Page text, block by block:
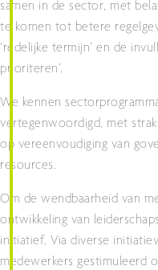
samen in de sector, met
te komen tot betere
‘redelijke termijn’ en de
prioriteren’.
We kennen
vertegenwoordigd, met
op vereenvoudiging van
resources.
Om de wendbaarheid van
ontwikkeling van
initiatief. Via diverse
medewerkers gestimuleerd